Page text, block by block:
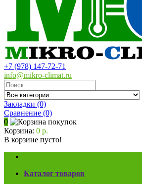
+7 (978) 147-72-71
info@mikro-climat.ru
Закладки (0)
Сравнение (0)
0
Корзина: 0 р.
В корзине пусто!
Каталог товаров